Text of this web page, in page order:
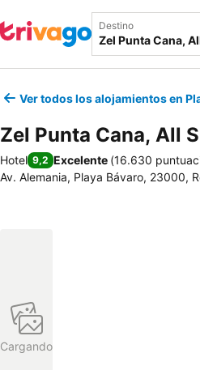
Destino
Ver todos los alojamientos en
Zel Punta Cana, All
Hotel 9,2 Excelente (16.630
Av. Alemania, Playa Bávaro, 23000,
Cargando